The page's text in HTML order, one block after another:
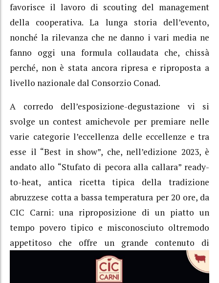
favorisce il lavoro di scouting del management
della cooperativa. La lunga storia dell’evento,
nonché la rilevanza che ne danno i vari media ne
fanno oggi una formula collaudata che, chissà
perché, non è stata ancora ripresa e riproposta a
livello nazionale dal Consorzio Conad.
A corredo dell’esposizione-degustazione vi si
svolge un contest amichevole per premiare nelle
varie categorie l’eccellenza delle eccellenze e tra
esse il “Best in show”, che, nell’edizione 2023, è
andato allo “Stufato di pecora alla callara” ready-
to-heat, antica ricetta tipica della tradizione
abruzzese cotta a bassa temperatura per 20 ore, da
CIC Carni: una riproposizione di un piatto un
tempo povero tipico e misconosciuto oltremodo
appetitoso che offre un grande contenuto di